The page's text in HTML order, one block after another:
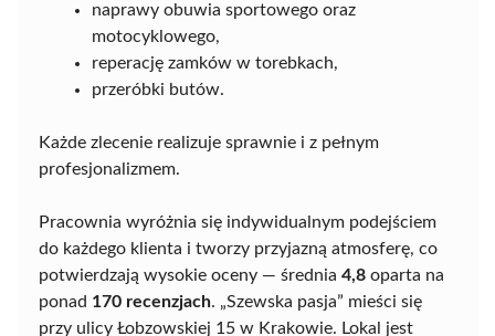
naprawy obuwia sportowego oraz
motocyklowego,
reperację zamków w torebkach,
przeróbki butów.
Każde zlecenie realizuje sprawnie i z pełnym
profesjonalizmem.
Pracownia wyróżnia się indywidualnym podejściem
do każdego klienta i tworzy przyjazną atmosferę, co
potwierdzają wysokie oceny — średnia 4,8 oparta na
ponad 170 recenzjach. „Szewska pasja” mieści się
przy ulicy Łobzowskiej 15 w Krakowie. Lokal jest